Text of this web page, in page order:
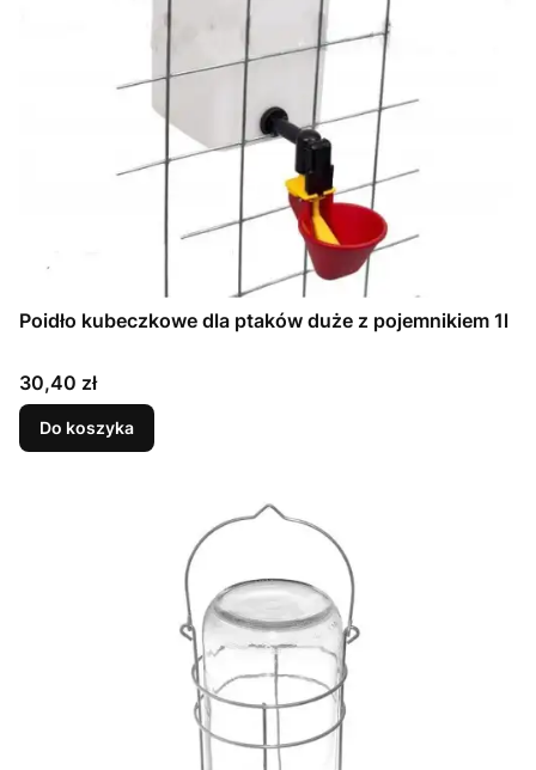
Poidło kubeczkowe dla ptaków duże z pojemnikiem 1l
Cena
30,40 zł
Do koszyka